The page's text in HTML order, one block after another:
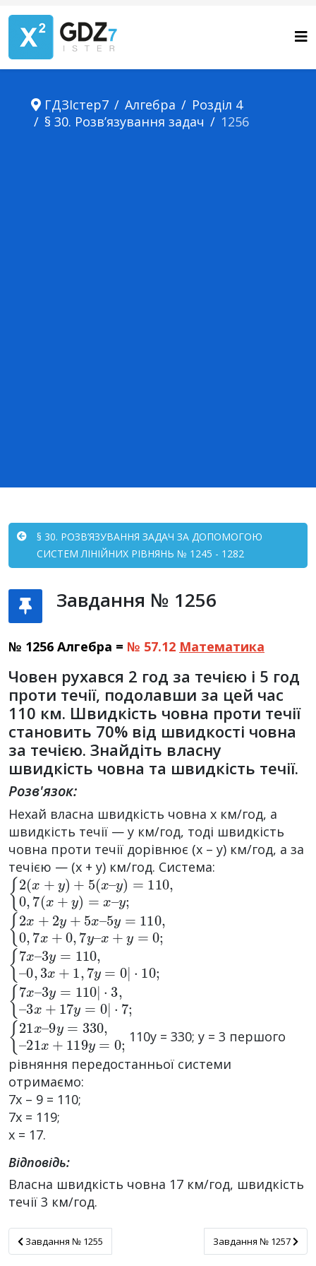
ГДЗІстер7 Алгебра
Розділ 4
§ 30. Розв’язування задач
1256
§ 30. РОЗВ’ЯЗУВАННЯ ЗАДАЧ ЗА ДОПОМОГОЮ
СИСТЕМ ЛІНІЙНИХ РІВНЯНЬ № 1245 - 1282
Завдання № 1256
№ 1256 Алгебра = № 57.12 Математика
Човен рухався 2 год за течією і 5 год
проти течії, подолавши за цей час
110 км. Швидкість човна проти течії
становить 70% від швидкості човна
за течією. Знайдіть власну
швидкість човна та швидкість течії.
Розв'язок:
Нехай власна швидкість човна x км/год, а
швидкість течії — y км/год, тоді швидкість
човна проти течії дорівнює (x – y) км/год, а за
течією — (x + y) км/год. Система:
{2(x+ y)+5 (x –
y)=110,0, 7(x+y)=x– y;
{2x+ 2y+5x–
5y=110,0 ,7 x+0,7y –
x+y=0;
{7x–3y=110,–
0,3x+1, 7y =0|·
{7x–3y=110|·3 –
3x+17y =0 |·7;
{21x–9y=330,–
21x+119 y= 0;
110y = 330; y = 3 першого
рівняння передостанньої системи
отримаємо:
7x – 9 = 110;
7x = 119;
x = 17.
Відповідь:
Власна швидкість човна 17 км/год, швидкість
течії 3 км/год.
Завдання № 1255
Завдання № 1255 Завдання № 1257
Завдання № 1257